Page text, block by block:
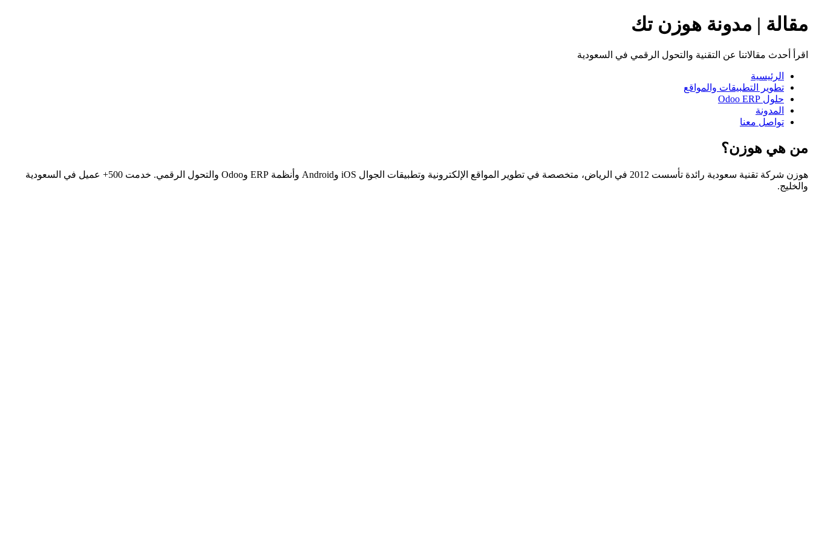
مقالة | مدونة هوزن تك
اقرأ أحدث مقالاتنا عن التقنية والتحول الرقمي في السعودية
الرئيسية
تطوير التطبيقات والمواقع
حلول Odoo ERP
المدونة
تواصل معنا
من هي هوزن؟
هوزن شركة تقنية سعودية رائدة تأسست 2012 في الرياض، متخصصة في تطوير المواقع الإلكترونية وتطبيقات الجوال iOS وAndroid وأنظمة ERP وOdoo والتحول الرقمي. خدمت 500+ عميل في السعودية
والخليج.